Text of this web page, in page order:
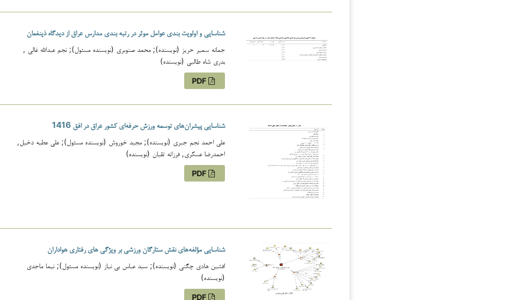
شناسایی و اولویت بندی عوامل موثر در رتبه بندی مدارس عراق از دیدگاه ذینفعان
جمانه سمیر حریز (نویسنده); محمد صنوبری (نویسنده مسئول); نجم عبدالله غالی ,
بدری شاه طالبی (نویسنده)
شناسایی پیشران‌های توسعه ورزش حرفه‌ای کشور عراق در افق 1416
علی احمد نجم جبری (نویسنده); مجید خوروش (نویسنده مسئول); علی عطیه دخیل,
احمدرضا عسکری, فرزانه تقیان (نویسنده)
شناسایی مؤلفه‌های نقش ستارگان ورزشی بر ویژگی های رفتاری هواداران
افشين هادی چگنی (نویسنده); سید عباس بی نیاز (نویسنده مسئول); نيما ماجدی
(نویسنده)